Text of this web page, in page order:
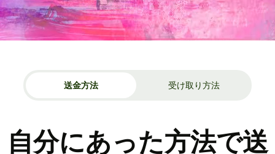
送金方法 受け取り方法
自分にあった方法で送